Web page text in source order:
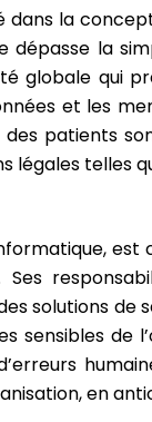
la
la
globale qui
et les
patients
telles
solutions
sensibles
en